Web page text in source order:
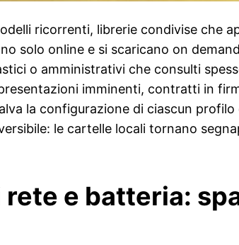
ricorrenti, librerie condivise che
solo online e si scaricano on
o amministrativi che consulti
imminenti, contratti in
la configurazione di ciascun
le cartelle locali tornano
e batteria: